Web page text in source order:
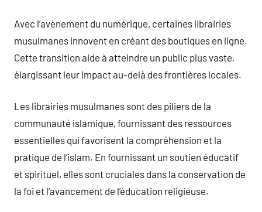
Avec l’avènement du numérique, certaines librairies
musulmanes innovent en créant des boutiques en ligne.
Cette transition aide à atteindre un public plus vaste,
élargissant leur impact au-delà des frontières locales.
Les librairies musulmanes sont des piliers de la
communauté islamique, fournissant des ressources
essentielles qui favorisent la compréhension et la
pratique de l’islam. En fournissant un soutien éducatif
et spirituel, elles sont cruciales dans la conservation de
la foi et l’avancement de l’éducation religieuse.